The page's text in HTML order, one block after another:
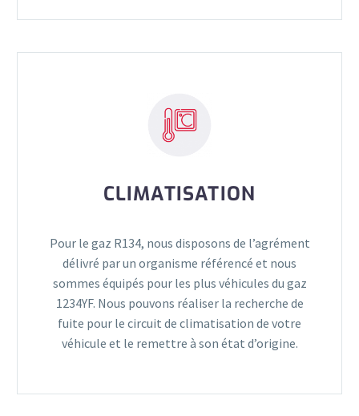
CLIMATISATION
Pour le gaz R134, nous disposons de l’agrément
délivré par un organisme référencé et nous
sommes équipés pour les plus véhicules du gaz
1234YF. Nous pouvons réaliser la recherche de
fuite pour le circuit de climatisation de votre
véhicule et le remettre à son état d’origine.